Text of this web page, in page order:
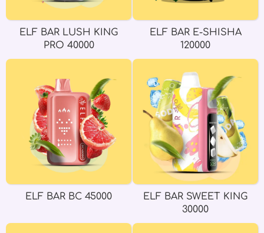
ELF BAR LUSH KING
PRO 40000
ELF BAR E-SHISHA
120000
ELF BAR BC 45000
ELF BAR SWEET KING
30000